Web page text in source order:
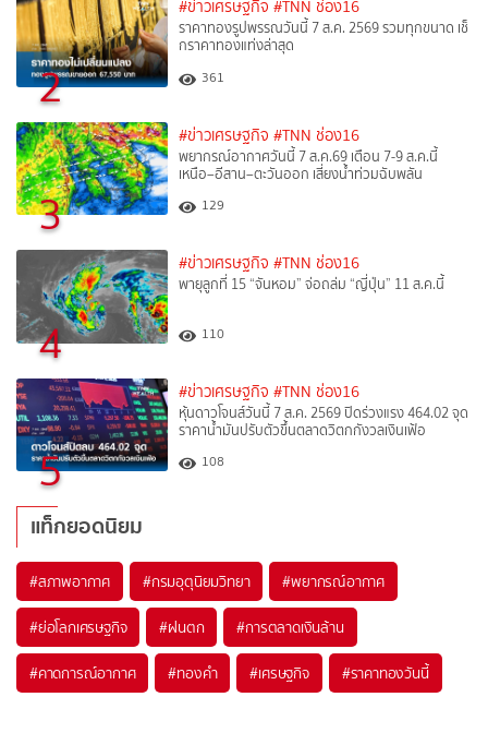
2
#ข่าวเศรษฐกิจ #TNN ช่อง16
ราคาทองรูปพรรณวันนี้ 7 ส.ค. 2569 รวมทุกขนาด เช็
กราคาทองแท่งล่าสุด
361
3
#ข่าวเศรษฐกิจ #TNN ช่อง16
พยากรณ์อากาศวันนี้ 7 ส.ค.69 เตือน 7-9 ส.ค.นี้
เหนือ–อีสาน–ตะวันออก เสี่ยงน้ำท่วมฉับพลัน
129
4
#ข่าวเศรษฐกิจ #TNN ช่อง16
พายุลูกที่ 15 “จันหอม” จ่อถล่ม “ญี่ปุ่น” 11 ส.ค.นี้
110
5
#ข่าวเศรษฐกิจ #TNN ช่อง16
หุ้นดาวโจนส์วันนี้ 7 ส.ค. 2569 ปิดร่วงแรง 464.02 จุด
ราคาน้ำมันปรับตัวขึ้นตลาดวิตกกังวลเงินเฟ้อ
108
แท็กยอดนิยม
#สภาพอากาศ #กรมอุตุนิยมวิทยา #พยากรณ์อากาศ
#ย่อโลกเศรษฐกิจ #ฝนตก #การตลาดเงินล้าน
#คาดการณ์อากาศ #ทองคำ #เศรษฐกิจ #ราคาทองวันนี้